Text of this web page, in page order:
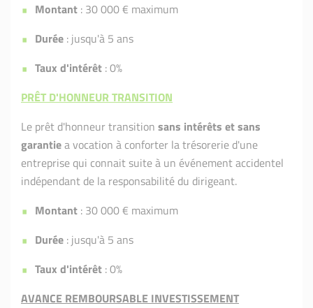
Montant : 30 000 € maximum
Durée : jusqu'à 5 ans
Taux d'intérêt : 0%
PRÊT D'HONNEUR TRANSITION
Le prêt d'honneur transition sans intérêts et sans
garantiea vocation à conforter la trésorerie d'une
entreprise qui connait suite à un événement accidentel
indépendant de la responsabilité du dirigeant.
Montant : 30 000 € maximum
Durée : jusqu'à 5 ans
Taux d'intérêt : 0%
AVANCE REMBOURSABLE INVESTISSEMENT